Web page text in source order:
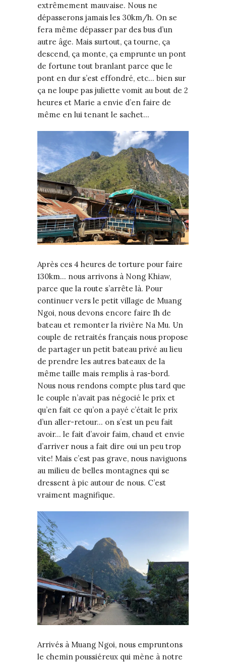
extrêmement mauvaise. Nous ne
dépasserons jamais les 30km/h. On se
fera même dépasser par des bus d’un
autre âge. Mais surtout, ça tourne, ça
descend, ça monte, ça emprunte un pont
de fortune tout branlant parce que le
pont en dur s’est effondré, etc… bien sur
ça ne loupe pas juliette vomit au bout de 2
heures et Marie a envie d’en faire de
même en lui tenant le sachet…
Après ces 4 heures de torture pour faire
130km… nous arrivons à Nong Khiaw,
parce que la route s’arrête là. Pour
continuer vers le petit village de Muang
Ngoi, nous devons encore faire 1h de
bateau et remonter la rivière Na Mu. Un
couple de retraités français nous propose
de partager un petit bateau privé au lieu
de prendre les autres bateaux de la
même taille mais remplis à ras-bord.
Nous nous rendons compte plus tard que
le couple n’avait pas négocié le prix et
qu’en fait ce qu’on a payé c’était le prix
d’un aller-retour… on s’est un peu fait
avoir… le fait d’avoir faim, chaud et envie
d’arriver nous a fait dire oui un peu trop
vite! Mais c’est pas grave, nous naviguons
au milieu de belles montagnes qui se
dressent à pic autour de nous. C’est
vraiment magnifique.
Arrivés à Muang Ngoi, nous empruntons
le chemin poussiéreux qui mène à notre